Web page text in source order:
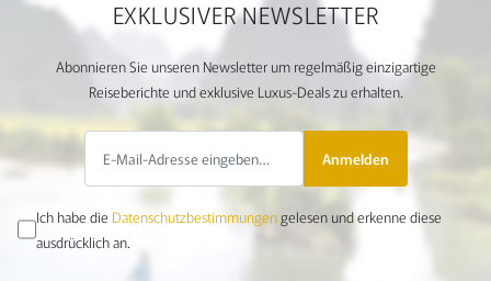
EXKLUSIVER NEWSLETTER
Abonnieren Sie unseren Newsletter um regelmäßig einzigartige
Reiseberichte und exklusive Luxus-Deals zu erhalten.
Anmelden
Ich habe die Datenschutzbestimmungengelesen und erkenne diese
ausdrücklich an.